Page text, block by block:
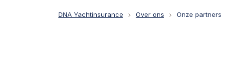
DNA Yachtinsurance Over ons Onze partners